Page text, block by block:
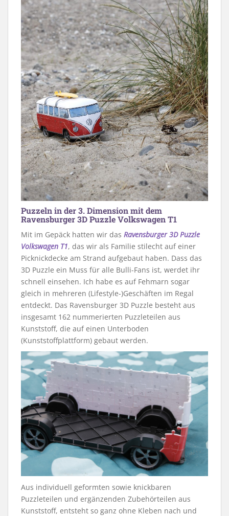
Puzzeln in der 3. Dimension mit dem
Ravensburger 3D Puzzle Volkswagen T1
Mit im Gepäck hatten wir das Ravensburger 3D Puzzle
Volkswagen T1, das wir als Familie stilecht auf einer
Picknickdecke am Strand aufgebaut haben. Dass das
3D Puzzle ein Muss für alle Bulli-Fans ist, werdet ihr
schnell einsehen. Ich habe es auf Fehmarn sogar
gleich in mehreren (Lifestyle-)Geschäften im Regal
entdeckt. Das Ravensburger 3D Puzzle besteht aus
insgesamt 162 nummerierten Puzzleteilen aus
Kunststoff, die auf einen Unterboden
(Kunststoffplattform) gebaut werden.
Aus individuell geformten sowie knickbaren
Puzzleteilen und ergänzenden Zubehörteilen aus
Kunststoff, entsteht so ganz ohne Kleben nach und